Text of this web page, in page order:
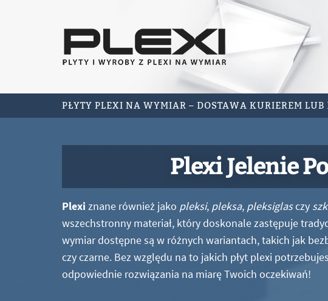
PŁYTY PLEXI NA WYMIAR – DOSTAWA KURIEREM LUB
Plexi Jelenie
Plexi znane również jako pleksi, pleksa, pleksiglasczy
wszechstronny materiał, który doskonale zastępuje
wymiar dostępne są w różnych wariantach, takich jak
czy czarne. Bez względu na to jakich płyt plexi
odpowiednie rozwiązania na miarę Twoich oczekiwań!